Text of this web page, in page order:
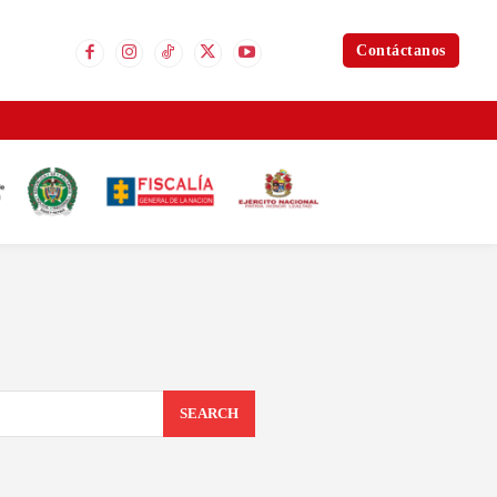
Contáctanos
SEARCH